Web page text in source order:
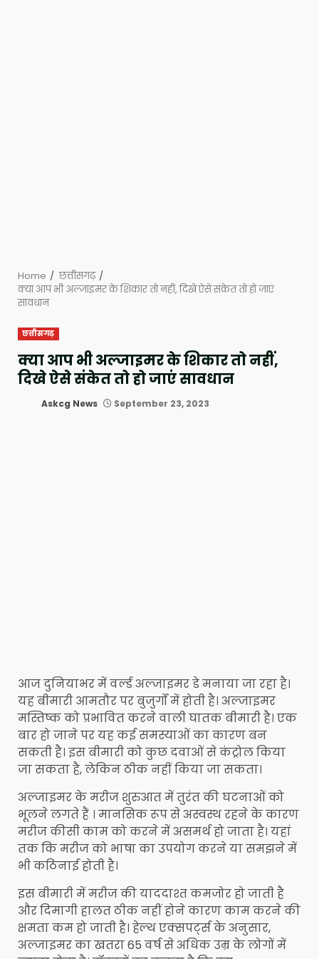
Home
छत्तीसगढ़
क्या आप भी अल्जाइमर के शिकार तो नहीं, दिखे ऐसे संकेत तो हो जाएं
सावधान
छत्तीसगढ़
क्या आप भी अल्जाइमर के शिकार तो नहीं,
दिखे ऐसे संकेत तो हो जाएं सावधान
Askcg News September 23, 2023
आज दुनियाभर में वर्ल्ड अल्जाइमर डे मनाया जा रहा है।
यह बीमारी आमतौर पर बुजुर्गों में होती है। अल्जाइमर
मस्तिष्क को प्रभावित करने वाली घातक बीमारी है। एक
बार हो जाने पर यह कई समस्याओं का कारण बन
सकती है। इस बीमारी को कुछ दवाओं से कंट्रोल किया
जा सकता है, लेकिन ठीक नहीं किया जा सकता।
अल्जाइमर के मरीज शुरुआत में तुरंत की घटनाओं को
भूलने लगते हैं । मानसिक रूप से अस्वस्थ रहने के कारण
मरीज कीसी काम को करने में असमर्थ हो जाता है। यहां
तक कि मरीज को भाषा का उपयोग करने या समझने में
भी कठिनाई होती है।
इस बीमारी में मरीज की याददाश्त कमजोर हो जाती है
और दिमागी हालत ठीक नहीं होने कारण काम करने की
क्षमता कम हो जाती है। हेल्थ एक्सपर्ट्स के अनुसार,
अल्जाइमर का खतरा 65 वर्ष से अधिक उम्र के लोगों में